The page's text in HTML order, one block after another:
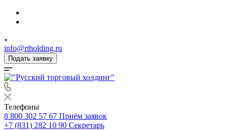
info@rtholding.ru
Подать заявку
Телефоны
8 800 302 57 67 Приём заявок
+7 (831) 282 10 90 Секретарь